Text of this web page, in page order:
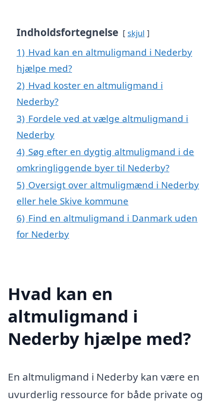
Indholdsfortegnelse skjul
1) Hvad kan en altmuligmand i Nederby
hjælpe med?
2) Hvad koster en altmuligmand i
Nederby?
3) Fordele ved at vælge altmuligmand i
Nederby
4) Søg efter en dygtig altmuligmand i de
omkringliggende byer til Nederby?
5) Oversigt over altmuligmænd i Nederby
eller hele Skive kommune
6) Find en altmuligmand i Danmark uden
for Nederby
Hvad kan en
altmuligmand i
Nederby hjælpe med?
En altmuligmand i Nederby kan være en
uvurderlig ressource for både private og